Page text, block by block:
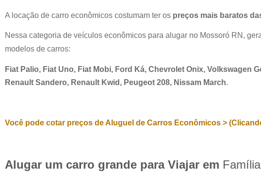
A locação de carro econômicos costumam ter os preços mais baratos
Nessa categoria de veículos econômicos para alugar no Mossoró RN ,
modelos de carros:
Fiat Palio, Fiat Uno, Fiat Mobi, Ford Ká, Chevrolet Onix, Volkswagen
Renault Sandero, Renault Kwid, Peugeot 208, Nissam March.
Você pode cotar preços de Aluguel de Carros Econômicos >
Alugar um carro grande para Viajar em Família